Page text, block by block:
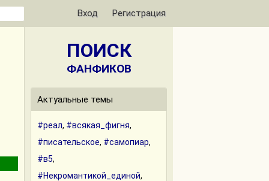
Вход Регистрация
ПОИСК
ФАНФИКОВ
Актуальные темы
#реал, #всякая_фигня,
#писательское, #самопиар,
#в5,
#Некромантикой_единой,